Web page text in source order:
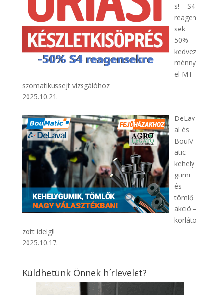
s! – S4
reagen
sek
50%
kedvez
ménny
el MT
szomatikussejt vizsgálóhoz!
2025.10.21.
DeLav
al és
BouM
atic
kehely
gumi
és
tömlő
akció –
korláto
zott ideig!!!
2025.10.17.
Küldhetünk Önnek hírlevelet?